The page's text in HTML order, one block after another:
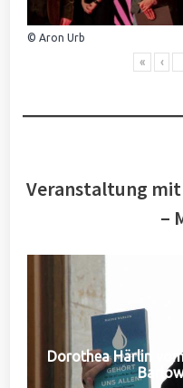
© Aron Urb
« ‹
Veranstaltung
–
Dorothea Härlin